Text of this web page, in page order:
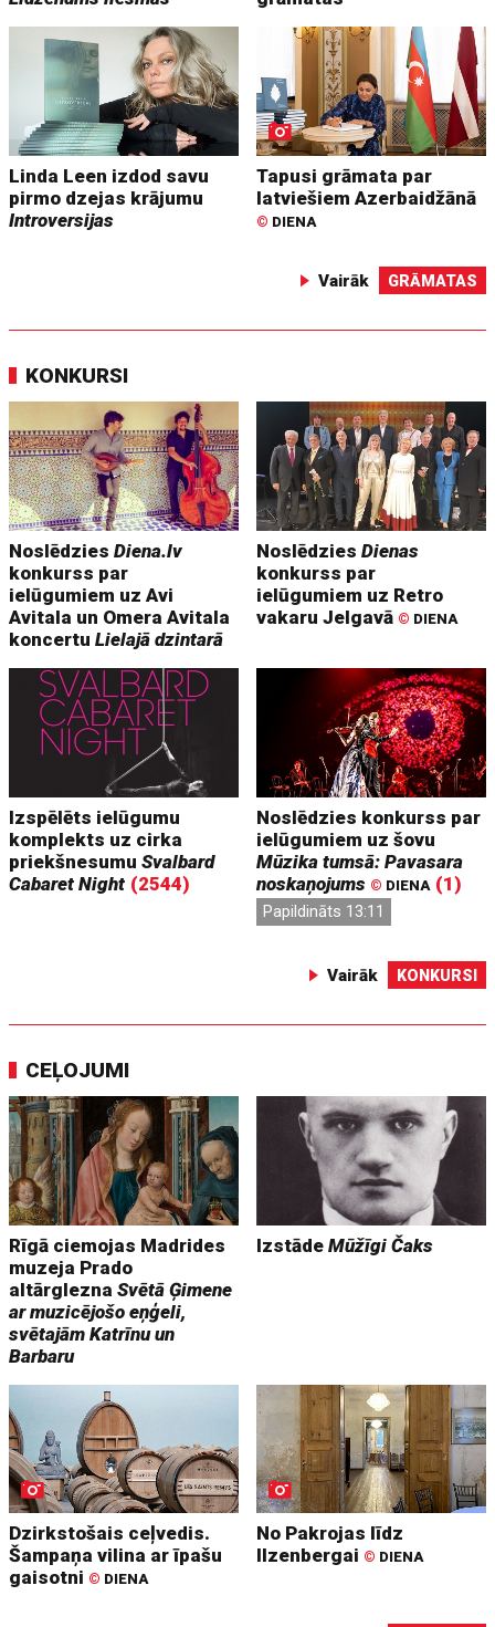
Linda Leen izdod savu
pirmo dzejas krājumu
Introversijas
Tapusi grāmata par
latviešiem Azerbaidžānā
© DIENA
Vairāk GRĀMATAS
KONKURSI
NoslēdziesDiena.lv
konkurss par
ielūgumiem uz Avi
Avitala un Omera Avitala
koncertuLielajā dzintarā
NoslēdziesDienas
konkurss par
ielūgumiem uz Retro
vakaru Jelgavā © DIENA
Izspēlēts ielūgumu
komplekts uz cirka
priekšnesumuSvalbard
Cabaret Night (2544)
Noslēdzies konkurss par
ielūgumiem uz šovu
Mūzika tumsā: Pavasara
noskaņojums © DIENA (1)
Papildināts 13:11
Vairāk KONKURSI
CEĻOJUMI
Rīgā ciemojas Madrides
muzeja Prado
altārgleznaSvētā Ģimene
ar muzicējošo eņģeli,
svētajām Katrīnu un
Barbaru
IzstādeMūžīgi Čaks
Dzirkstošais ceļvedis.
Šampaņa vilina ar īpašu
gaisotni © DIENA
No Pakrojas līdz
Ilzenbergai © DIENA